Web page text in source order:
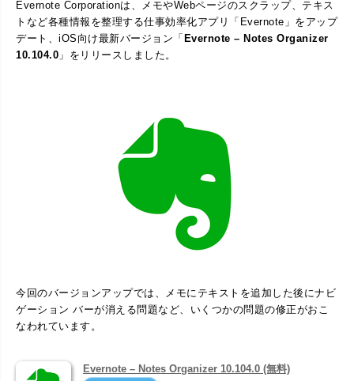
Evernote Corporationは、メモやWebページのスクラップ、テキス
トなど各種情報を整理する仕事効率化アプリ「Evernote」をアップ
デート、iOS向け最新バージョン「Evernote – Notes Organizer
10.104.0 」をリリースしました。
今回のバージョンアップでは、メモにテキストを追加した後にナビ
ゲーション バーが消える問題など、いくつかの問題の修正がおこ
なわれています。
Evernote – Notes Organizer 10.104.0 (無料)